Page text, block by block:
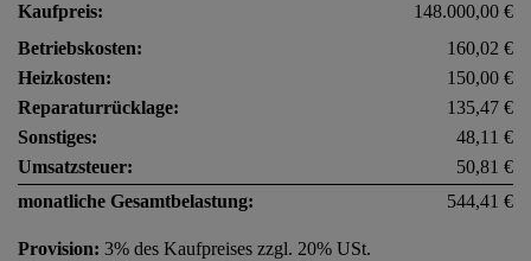
Kaufpreis:
148.000,00 €
Betriebskosten:
160,02 €
Heizkosten:
150,00 €
Reparaturrücklage:
135,47 €
Sonstiges:
48,11 €
Umsatzsteuer:
50,81 €
monatliche Gesamtbelastung:
544,41 €
Provision: 3% des Kaufpreises zzgl. 20% USt.